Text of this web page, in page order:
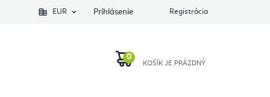
EUR Prihlásenie Registrácia